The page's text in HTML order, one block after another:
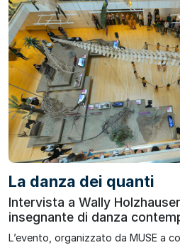
La danza dei quanti
Intervista a Wally
insegnante di danza
L’evento, organizzato da MUSE a